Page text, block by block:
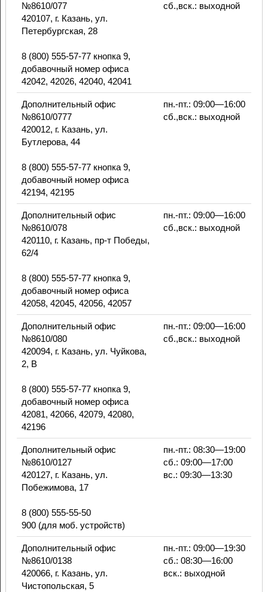
№8610/077
420107, г. Казань, ул.
Петербургская, 28
8 (800) 555-57-77 кнопка 9,
добавочный номер офиса
42042, 42026, 42040, 42041
сб.,вск.: выходной
Дополнительный офис
№8610/0777
420012, г. Казань, ул.
Бутлерова, 44
8 (800) 555-57-77 кнопка 9,
добавочный номер офиса
42194, 42195
пн.-пт.: 09:00—16:00
сб.,вск.: выходной
Дополнительный офис
№8610/078
420110, г. Казань, пр-т Победы,
62/4
8 (800) 555-57-77 кнопка 9,
добавочный номер офиса
42058, 42045, 42056, 42057
пн.-пт.: 09:00—16:00
сб.,вск.: выходной
Дополнительный офис
№8610/080
420094, г. Казань, ул. Чуйкова,
2, В
8 (800) 555-57-77 кнопка 9,
добавочный номер офиса
42081, 42066, 42079, 42080,
42196
пн.-пт.: 09:00—16:00
сб.,вск.: выходной
Дополнительный офис
№8610/0127
420127, г. Казань, ул.
Побежимова, 17
8 (800) 555-55-50
900 (для моб. устройств)
пн.-пт.: 08:30—19:00
сб.: 09:00—17:00
вс.: 09:30—13:30
Дополнительный офис
№8610/0138
420066, г. Казань, ул.
Чистопольская, 5
пн.-пт.: 09:00—19:30
сб.: 08:30—16:00
вск.: выходной